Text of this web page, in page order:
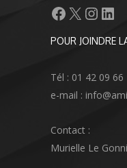
Facebook
X
POUR JOINDRE
Tél : 01 42 09 66
e-mail :
Contact :
Murielle Le